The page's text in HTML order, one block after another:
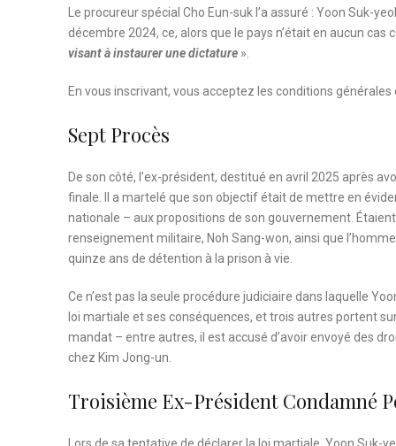
Le procureur spécial Cho Eun-suk l’a assuré : Yoon Suk-
décembre 2024, ce, alors que le pays n’était en aucun
visant à instaurer une dictature ».
En vous inscrivant, vous acceptez les conditions générales
Sept Procès
De son côté, l’ex-président, destitué en avril 2025 après
finale. Il a martelé que son objectif était de mettre en
nationale – aux propositions de son gouvernement.
renseignement militaire, Noh Sang-won, ainsi que
quinze ans de détention à la prison à vie.
Ce n’est pas la seule procédure judiciaire dans laquelle
loi martiale et ses conséquences, et trois autres portent
mandat – entre autres, il est accusé d’avoir envoyé des
chez Kim Jong-un.
Troisième Ex-Président Condamné